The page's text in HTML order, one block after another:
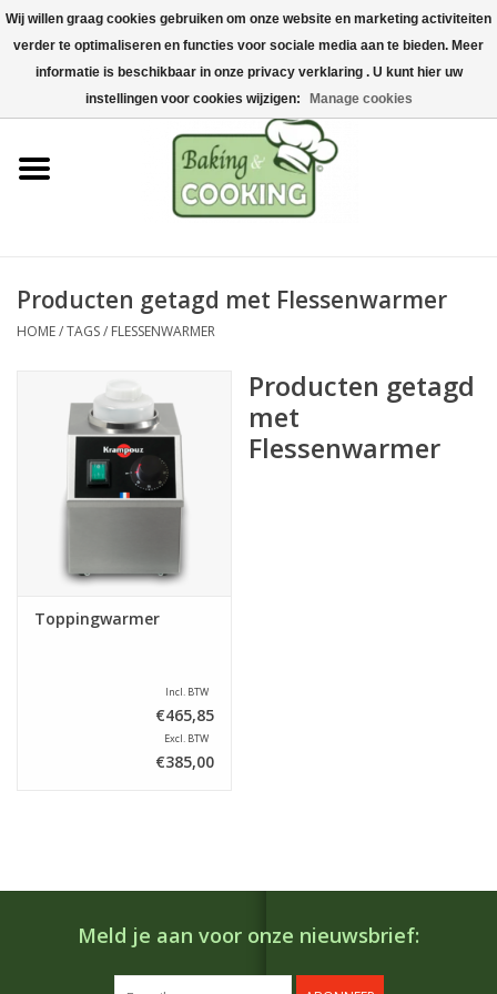
Home
Bak-& kookgerei
Machines & onderdelen
Chocolade & ijsbereiding
Hygiëne & opslag
Grondstoffen & Presentatie
Producten getagd met Flessenwarmer
HOME/TAGS/ FLESSENWARMER
Toppingwarmer
Incl. BTW
€465,85
Excl. BTW
€385,00
Producten getagd
met
Flessenwarmer
Meld je aan voor onze nieuwsbrief:
Wij willen graag cookies gebruiken om onze website en marketing activiteiten
verder te optimaliseren en functies voor sociale media aan te bieden. Meer
informatie is beschikbaar in onze privacy verklaring . U kunt hier uw
instellingen voor cookies wijzigen:
Manage cookies